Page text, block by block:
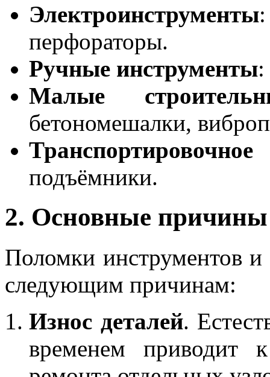
Электроинструменты
перфораторы.
Ручные инструменты
Малые
бетономешалки,
подъёмники.
2. Основные
Поломки инструментов
следующим причинам:
Износ деталей.
временем приводит